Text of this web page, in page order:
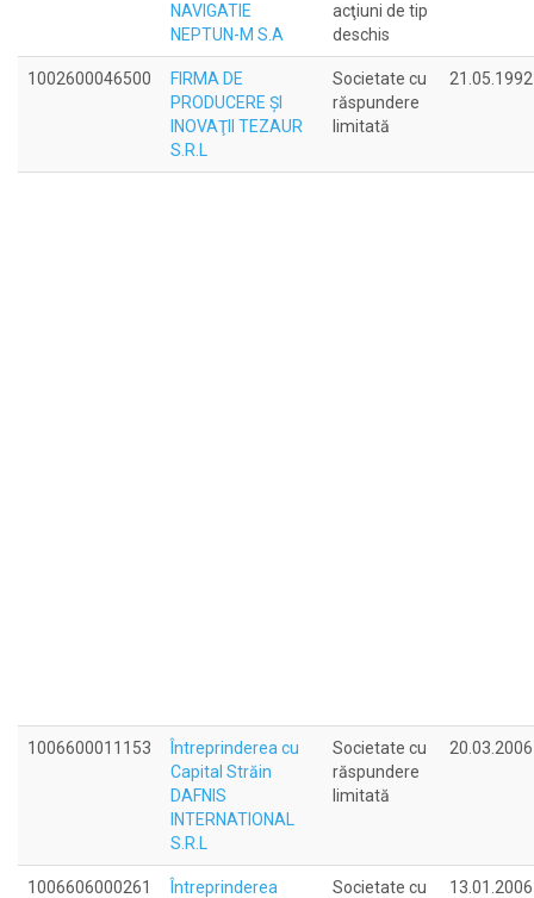
NAVIGATIE
NEPTUN-M S.A
acţiuni de tip
deschis
1002600046500
FIRMA DE
PRODUCERE ŞI
INOVAŢII TEZAUR
S.R.L
Societate cu
răspundere
limitată
21.05.1992
1006600011153
Întreprinderea cu
Capital Străin
DAFNIS
INTERNATIONAL
S.R.L
Societate cu
răspundere
limitată
20.03.2006
1006606000261
Întreprinderea
Societate cu
13.01.2006